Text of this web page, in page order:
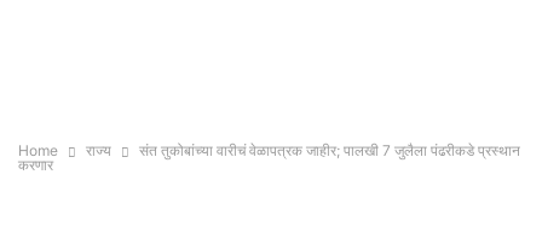
Home राज्य
संत तुकोबांच्या वारीचं वेळापत्रक जाहीर; पालखी 7 जुलैला पंढरीकडे प्रस्थान
करणार